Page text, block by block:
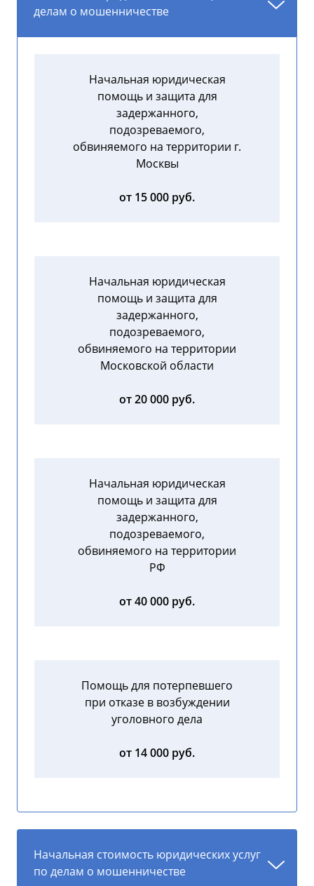
делам о мошенничестве
Начальная юридическая
помощь и защита для
задержанного,
подозреваемого,
обвиняемого на территории г.
Москвы
от 15 000 руб.
Начальная юридическая
помощь и защита для
задержанного,
подозреваемого,
обвиняемого на территории
Московской области
от 20 000 руб.
Начальная юридическая
помощь и защита для
задержанного,
подозреваемого,
обвиняемого на территории
РФ
от 40 000 руб.
Помощь для потерпевшего
при отказе в возбуждении
уголовного дела
от 14 000 руб.
Начальная стоимость юридических услуг
по делам о мошенничестве